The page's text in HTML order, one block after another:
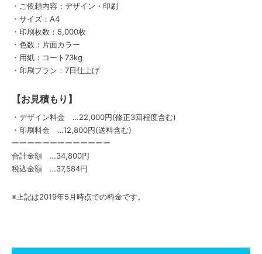
・ご依頼内容：デザイン・印刷
・サイズ：A4
・印刷枚数：5,000枚
・色数：片面カラー
・用紙：コート73kg
・印刷プラン：7日仕上げ
【お見積もり】
・デザイン料金 …22,000円(修正3回程度含む)
・印刷料金 …12,800円(送料含む)
ーーーーーーーーーーーーー
合計金額 …34,800円
税込金額 …37,584円
※上記は2019年5月時点での料金です。